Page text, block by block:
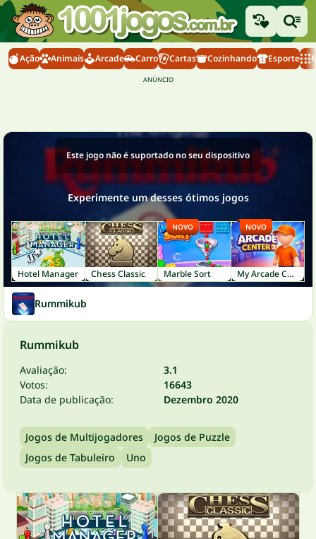
Ação Animais Arcade Carro Cartas Cozinhando Esporte
Este jogo não é suportado no seu dispositivo
Experimente um desses ótimos jogos
Hotel Manager Chess Classic Marble Sort
NOVO
My Arcade Center 2
NOVO
Rummikub
Rummikub
Avaliação:
3.1
Votos:
16643
Data de publicação:
Dezembro 2020
Jogos de Multijogadores
Jogos de Puzzle
Jogos de Tabuleiro
Uno